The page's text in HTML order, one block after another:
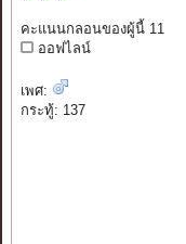
คะแนนกลอนของผู้นี้ 11
ออฟไลน์
เพศ:
กระทู้: 137